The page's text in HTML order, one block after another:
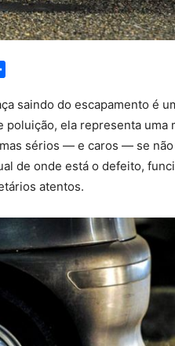
saindo do escapamento é
poluição, ela representa
sérios — e caros — se
de onde está o defeito,
atentos.